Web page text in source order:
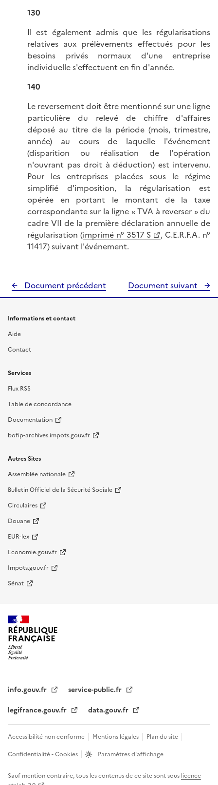
130
Il est également admis que les régularisations
relatives aux prélèvements effectués pour les
besoins privés normaux d'une entreprise
individuelle s'effectuent en fin d'année.
140
Le reversement doit être mentionné sur une ligne
particulière du relevé de chiffre d'affaires
déposé au titre de la période (mois, trimestre,
année) au cours de laquelle l'événement
(disparition ou réalisation de l'opération
n'ouvrant pas droit à déduction) est intervenu.
Pour les entreprises placées sous le régime
simplifié d'imposition, la régularisation est
opérée en portant le montant de la taxe
correspondante sur la ligne « TVA à reverser » du
cadre VII de la première déclaration annuelle de
régularisation (imprimé n° 3517 S
, C.E.R.F.A. n°
11417) suivant l'événement.
Document précédent Document suivant
Informations et contact
Aide
Contact
Services
Flux RSS
Table de concordance
Documentation
bofip-archives.impots.gouv.fr
Autres Sites
Assemblée nationale
Bulletin Officiel de la Sécurité Sociale
Circulaires
Douane
EUR-lex
Economie.gouv.fr
Impots.gouv.fr
Sénat
RÉPUBLIQUE
FRANÇAISE
info.gouv.fr
service-public.fr
legifrance.gouv.fr
data.gouv.fr
Accessibilité non conforme Mentions légales
Plan du site
Confidentialité - Cookies
Paramètres d'affichage
Sauf mention contraire, tous les contenus de ce site sont sous licence